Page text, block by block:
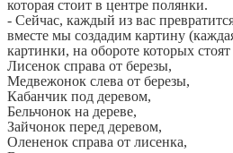
которая стоит в центре полянки.
- Сейчас, каждый из вас
вместе мы создадим картину
картинки, на обороте которых
Лисенок справа от березы,
Медвежонок слева от березы,
Кабанчик под деревом,
Бельчонок на дереве,
Зайчонок перед деревом,
Олененок справа от лисенка,